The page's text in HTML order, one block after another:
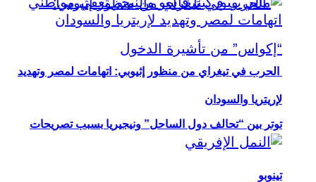
توتر بين “تحالف دول الساحل” ونيجيريا بسبب تصريحات
تينوبو
الحرب في تيغراي من منظور إثيوبي: اتهامات لمصر وتهديد
لإريتريا والسودان